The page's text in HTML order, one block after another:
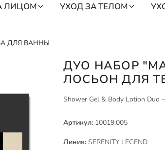
ЛИЦОМ УХОД ЗА ТЕЛОМ
ДЛЯ ВАННЫ
ДУО НАБОР
ЛОСЬОН ДЛЯ
Shower Gel & Body Lotion Duo
Артикул: 10019.005
Линия: SERENITY LEGEND